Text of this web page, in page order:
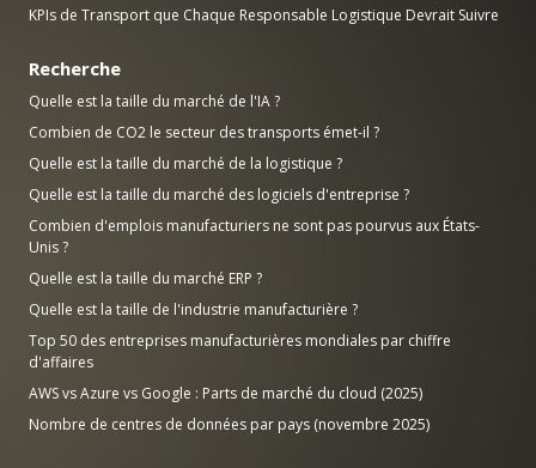
KPIs de Transport que Chaque Responsable Logistique Devrait Suivre
Recherche
Quelle est la taille du marché de l'IA ?
Combien de CO2 le secteur des transports émet-il ?
Quelle est la taille du marché de la logistique ?
Quelle est la taille du marché des logiciels d'entreprise ?
Combien d'emplois manufacturiers ne sont pas pourvus aux États-
Unis ?
Quelle est la taille du marché ERP ?
Quelle est la taille de l'industrie manufacturière ?
Top 50 des entreprises manufacturières mondiales par chiffre
d'affaires
AWS vs Azure vs Google : Parts de marché du cloud (2025)
Nombre de centres de données par pays (novembre 2025)